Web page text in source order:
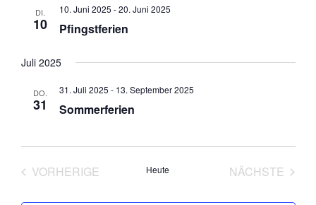
DI.
10
10. Juni 2025 -20. Juni 2025
Pfingstferien
Juli 2025
DO.
31
31. Juli 2025 - 13. September 2025
Sommerferien
VORHERIGE
Heute
NÄCHSTE